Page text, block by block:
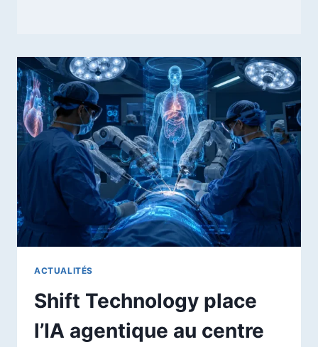
ACTUALITÉS
Shift Technology place
l’IA agentique au centre